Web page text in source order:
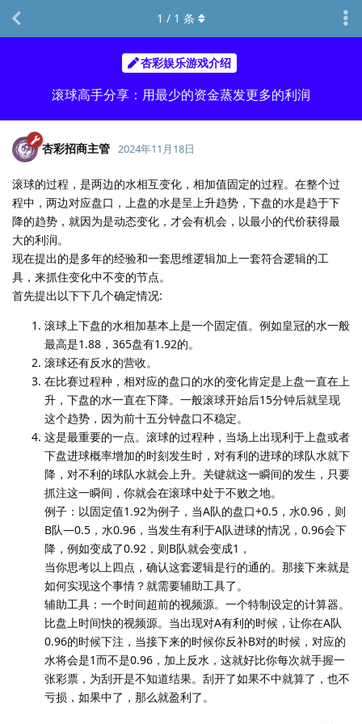
杏彩娱乐游戏介绍
滚球高手分享：用最少的资金蒸发更多的利润
1 / 1 条
杏彩招商主管 2024年11月18日
滚球的过程，是两边的水相互变化，相加值固定的过程。在整个过
程中，两边对应盘口，上盘的水是呈上升趋势，下盘的水是趋于下
降的趋势，就因为是动态变化，才会有机会，以最小的代价获得最
大的利润。
现在提出的是多年的经验和一套思维逻辑加上一套符合逻辑的工
具，来抓住变化中不变的节点。
首先提出以下下几个确定情况:
滚球上下盘的水相加基本上是一个固定值。例如皇冠的水一般
最高是1.88，365盘有1.92的。
滚球还有反水的营收。
在比赛过程种，相对应的盘口的水的变化肯定是上盘一直在上
升，下盘的水一直在下降。一般滚球开始后15分钟后就呈现
这个趋势，因为前十五分钟盘口不稳定。
这是最重要的一点。滚球的过程种，当场上出现利于上盘或者
下盘进球概率增加的时刻发生时，对有利的进球的球队水就下
降，对不利的球队水就会上升。关键就这一瞬间的发生，只要
抓注这一瞬间，你就会在滚球中处于不败之地。
例子：以固定值1.92为例子，当A队的盘口+0.5，水0.96，则
B队—0.5，水0.96，当发生有利于A队进球的情况，0.96会下
降，例如变成了0.92，则B队就会变成1，
当你思考以上四点，确认这套逻辑是行的通的。那接下来就是
如何实现这个事情？就需要辅助工具了。
辅助工具：一个时间超前的视频源。一个特制设定的计算器。
比盘上时间快的视频源。当出现对A有利的时候，让你在A队
0.96的时候下注，当接下来的时候你反补B对的时候，对应的
水将会是1而不是0.96，加上反水，这就好比你每次就手握一
张彩票，为刮开是不知道结果。刮开了如果不中就算了，也不
亏损，如果中了，那么就盈利了。